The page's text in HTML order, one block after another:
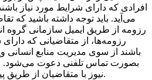
افرادی که دارای شرایط مورد نیاز
می‌آید. باید توجه داشته باشید که
رزومه از طریق ایمیل سازمانی گروه
رزومه‌ها، از متقاضیانی که
باشند از سوی مدیریت منابع انسانی
بصورت تماس تلفنی دعوت می‌شود. به
نیوز با متقاضیان از طریق پیامک یا ایمیل تماس نمی‌گیرد.